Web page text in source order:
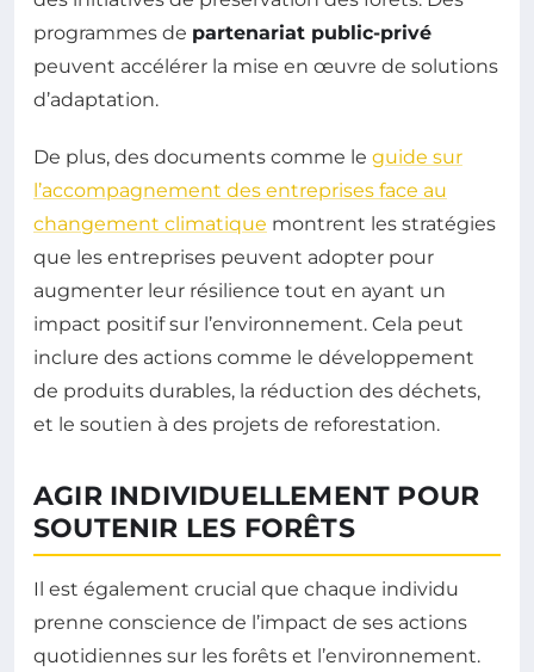
programmes de partenariat public-privé
peuvent accélérer la mise en œuvre de solutions
d’adaptation.
De plus, des documents comme le guide sur
l’accompagnement des entreprises face au
changement climatique montrent les stratégies
que les entreprises peuvent adopter pour
augmenter leur résilience tout en ayant un
impact positif sur l’environnement. Cela peut
inclure des actions comme le développement
de produits durables, la réduction des déchets,
et le soutien à des projets de reforestation.
AGIR INDIVIDUELLEMENT POUR
SOUTENIR LES FORÊTS
Il est également crucial que chaque individu
prenne conscience de l’impact de ses actions
quotidiennes sur les forêts et l’environnement.